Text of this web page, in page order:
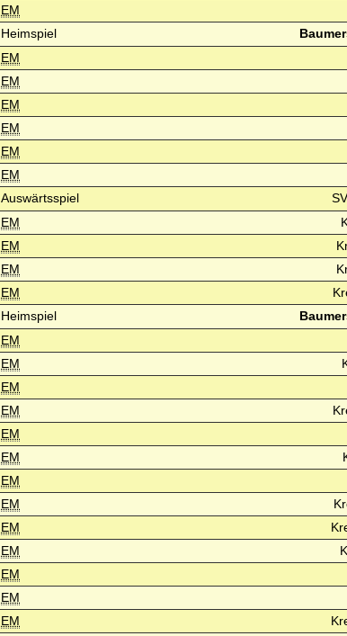
EM
Heimspiel
EM
EM
EM
EM
EM
EM
Auswärtsspiel
EM
EM
EM
EM
Heimspiel
EM
EM
EM
EM
EM
EM
EM
EM
EM
EM
EM
EM
EM